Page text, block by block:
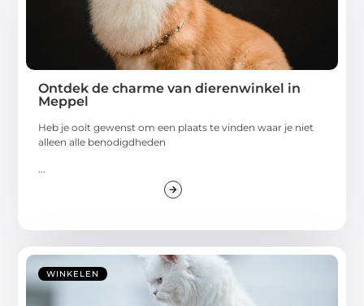
Ontdek de charme van dierenwinkel in
Meppel
Heb je ooit gewenst om een plaats te vinden waar je niet
alleen alle benodigdheden
WINKELEN